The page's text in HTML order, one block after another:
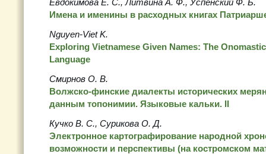
Евдокимова Е. С., Литвина А. Ф., Успенский Ф. Б.
Имена и именины в расходных книгах
Nguyen-Viet K.
Exploring Vietnamese Given Names: The
Language
Смирнов О. В.
Волжско-финские диалекты исторических
данным топонимии. Языковые кальки. II
Кучко В. С., Сурикова О. Д.
Электронное картографирование народной
возможности и перспективы (на костромском